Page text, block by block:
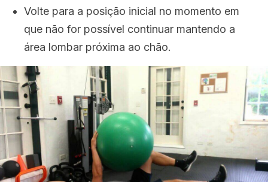
Volte para a posição inicial no momento em
que não for possível continuar mantendo a
área lombar próxima ao chão.